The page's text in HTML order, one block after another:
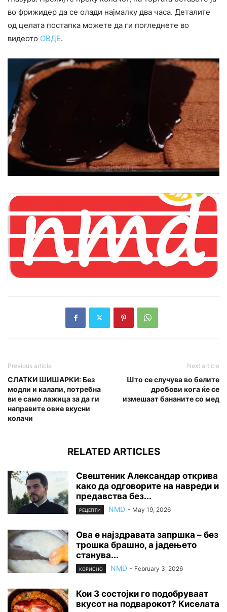
во фрижидер да се олади најмалку два часа. Деталите
од целата постапка можете да ги погледнете во
видеото ОВДЕ.
Previous article
СЛАТКИ ШИШАРКИ: Без
модли и калапи, потребна
ви е само лажица за да ги
направите овие вкусни
колачи
Next article
Што се случува во белите
дробови кога ќе се
измешаат бананите со мед
RELATED ARTICLES
Свештеник Александар открива
како да одговорите на навреди и
предавства без...
РЕЦЕПТИ NMD - May 19, 2026
Ова е најздравата запршка – без
трошка брашно, а јадењето
станува...
КОРИСНО NMD - February 3, 2026
Кои 3 состојки го подобруваат
вкусот на подварокот? Киселата